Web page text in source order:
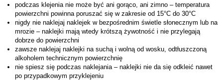
podczas klejenia nie może być ani gorąco, ani zimno – temperatura
powierzchni powinna poruszać się w zakresie od 15°C do 30°C
nigdy nie naklejaj naklejek w bezpośrednim świetle słonecznym lub na
mrozie – naklejki mają wtedy krótszą żywotność i nie przylegają
dobrze do powierzchni
zawsze naklejaj naklejki na suchą i wolną od wosku, odtłuszczoną
alkoholem technicznym powierzchnię
nie spiesz się podczas naklejania – naklejki nie da się odkleić nawet
po przypadkowym przyklejeniu